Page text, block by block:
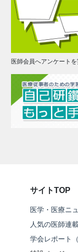
医師会員へアンケート
サイトTOP
医学・医療ニ
人気の医師連
学会レポート（